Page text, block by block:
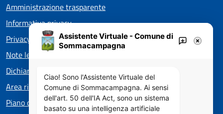
Amministrazione trasparente
Informativa privacy
Privacy policy EOS
Note legali
Dichiarazione di accessibilità
Area riservata
Piano di Miglioramento dei servizi
Assistente Virtuale - Comune di
Sommacampagna
Ciao! Sono l'Assistente Virtuale del
Comune di Sommacampagna. Ai sensi
dell'art. 50 dell'IA Act, sono un sistema
basato su una intelligenza artificiale